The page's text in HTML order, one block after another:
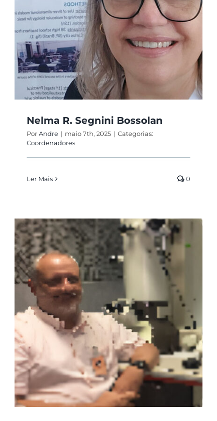
Nelma R. Segnini Bossolan
PorAndre | maio 7th, 2025 | Categorias:
Coordenadores
Ler Mais 0